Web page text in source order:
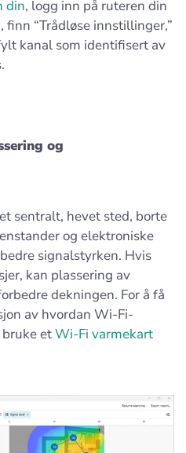
din, logg inn på ruteren din
finn “Trådløse innstillinger,”
kanal som identifisert av
og
sentralt, hevet sted, borte
og elektroniske
signalstyrken. Hvis
kan plassering av
dekningen. For å få
av hvordan Wi-Fi-
etWi-Fi varmekart